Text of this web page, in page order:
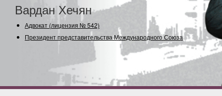
Вардан Хечян
Адвокат (лицензия № 542)
Президент представительства Международного Союза (С